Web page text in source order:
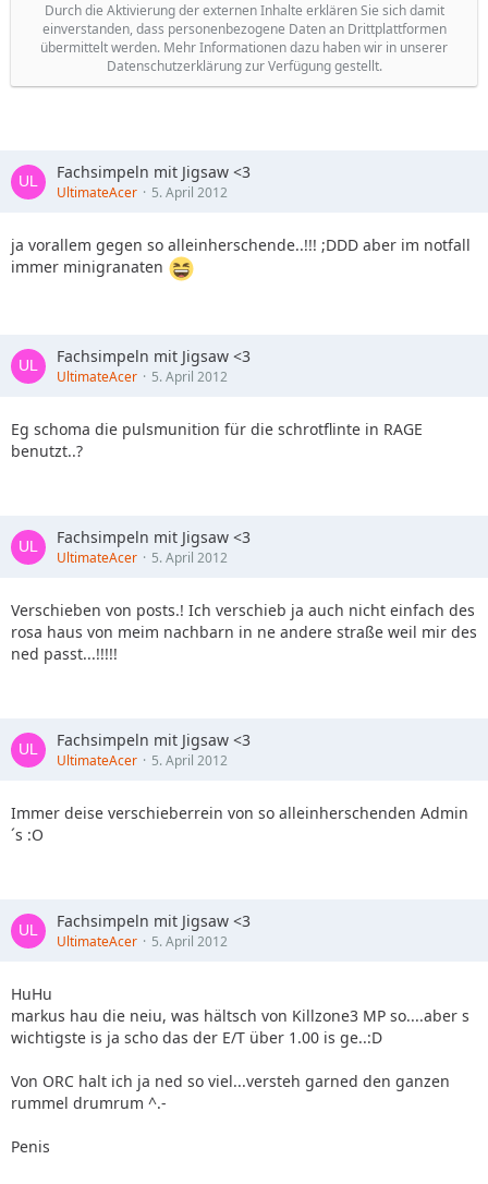
Durch die Aktivierung der externen Inhalte erklären Sie sich damit
einverstanden, dass personenbezogene Daten an Drittplattformen
übermittelt werden. Mehr Informationen dazu haben wir in unserer
Datenschutzerklärung zur Verfügung gestellt.
Fachsimpeln mit Jigsaw <3
UltimateAcer 5. April 2012
ja vorallem gegen so alleinherschende..!!! ;DDD aber im notfall
immer minigranaten
Fachsimpeln mit Jigsaw <3
UltimateAcer 5. April 2012
Eg schoma die pulsmunition für die schrotflinte in RAGE
benutzt..?
Fachsimpeln mit Jigsaw <3
UltimateAcer 5. April 2012
Verschieben von posts.! Ich verschieb ja auch nicht einfach des
rosa haus von meim nachbarn in ne andere straße weil mir des
ned passt...!!!!!
Fachsimpeln mit Jigsaw <3
UltimateAcer 5. April 2012
Immer deise verschieberrein von so alleinherschenden Admin
´s :O
Fachsimpeln mit Jigsaw <3
UltimateAcer 5. April 2012
HuHu
markus hau die neiu, was hältsch von Killzone3 MP so....aber s
wichtigste is ja scho das der E/T über 1.00 is ge..:D
Von ORC halt ich ja ned so viel...versteh garned den ganzen
rummel drumrum ^.-
Penis